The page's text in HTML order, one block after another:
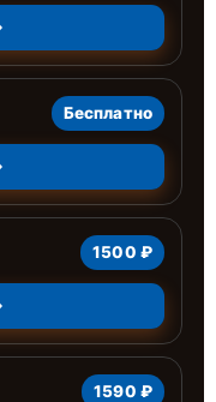
Бесплатно
1500 ₽
1590 ₽